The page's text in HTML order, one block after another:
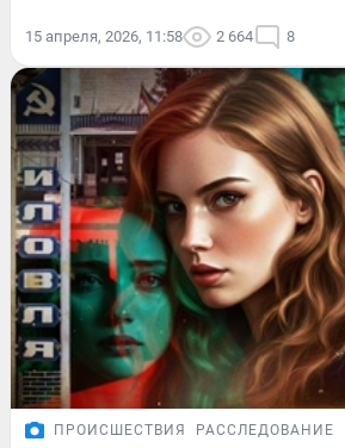
15 апреля, 2026, 11:58 2 664 8
ПРОИСШЕСТВИЯ РАССЛЕДОВАНИЕ